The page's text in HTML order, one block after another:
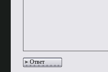
Ответ